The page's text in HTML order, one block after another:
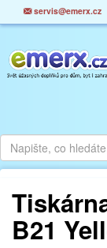
servis@emerx.cz
B21